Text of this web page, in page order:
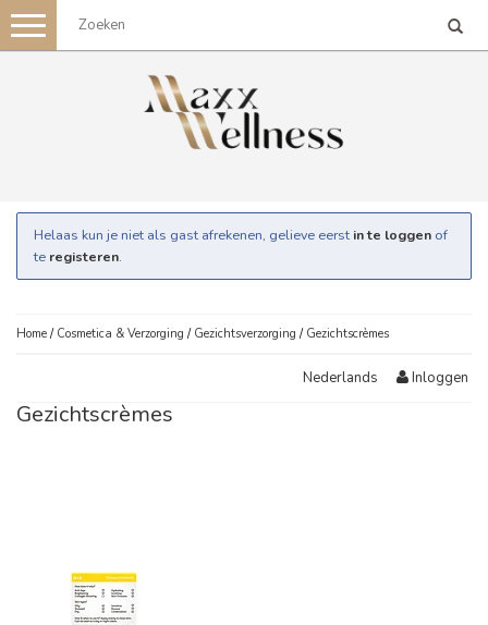
Toggle
navigation
Helaas kun je niet als gast afrekenen, gelieve eerst in te loggen of
te registeren.
Home / Cosmetica & Verzorging / Gezichtsverzorging / Gezichtscrèmes
Nederlands Inloggen
Gezichtscrèmes